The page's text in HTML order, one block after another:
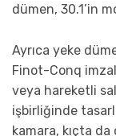
dümen, 30.1’in
Ayrıca yeke
Finot-Conq
veya hareketli
işbirliğinde
kamara, kıçta